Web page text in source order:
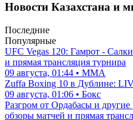
Новости Казахстана и
Последние
Популярные
UFC Vegas 120: Гамрот -
и прямая трансляция турнира
09 августа, 01:44 • ММА
Zuffa Boxing 10 в Дублине:
09 августа, 01:06 • Бокс
Разгром от Ордабасы и
обзоры матчей и прямая